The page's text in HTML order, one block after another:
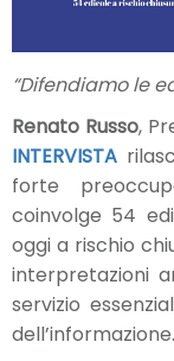
“Difendiamo le
Renato Russo,
INTERVISTA
forte
coinvolge 54
oggi a rischio
interpretazioni
servizio
dell’informazione.